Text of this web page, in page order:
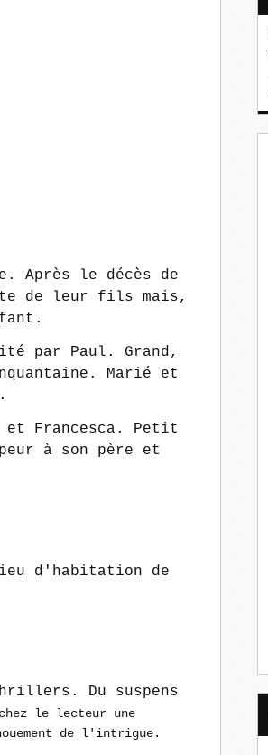
Après le décès de
de leur fils mais,
par Paul. Grand,
Marié et
Francesca. Petit
à son père et
d'habitation de
Du suspens
le lecteur une
de l'intrigue.